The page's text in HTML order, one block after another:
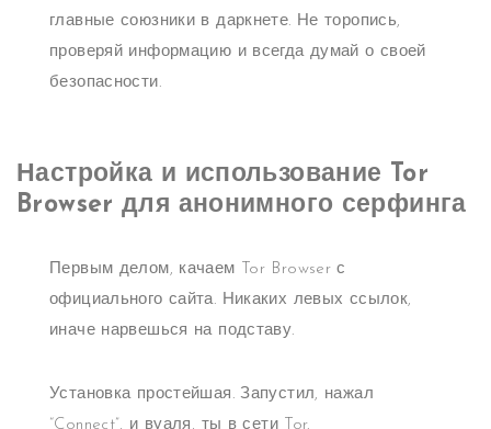
главные союзники в даркнете. Не торопись,
проверяй информацию и всегда думай о своей
безопасности.
Настройка и использование Tor
Browser для анонимного серфинга
Первым делом, качаем Tor Browser с
официального сайта. Никаких левых ссылок,
иначе нарвешься на подставу.
Установка простейшая. Запустил, нажал
“Connect”, и вуаля, ты в сети Tor.